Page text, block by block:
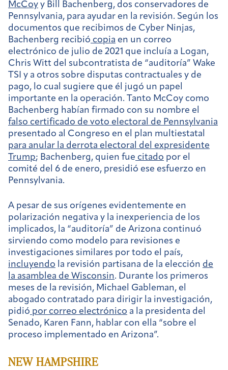
McCoy y Bill Bachenberg, dos conservadores de
Pennsylvania, para ayudar en la revisión. Según los
documentos que recibimos de Cyber Ninjas,
Bachenberg recibió copia en un correo
electrónico de julio de 2021 que incluía a Logan,
Chris Witt del subcontratista de “auditoría” Wake
TSI y a otros sobre disputas contractuales y de
pago, lo cual sugiere que él jugó un papel
importante en la operación. Tanto McCoy como
Bachenberg habían firmado con su nombre el
falso certificado de voto electoral de Pennsylvania
presentado al Congreso en el plan multiestatal
para anular la derrota electoral del expresidente
Trump; Bachenberg, quien fue citado por el
comité del 6 de enero, presidió ese esfuerzo en
Pennsylvania.
A pesar de sus orígenes evidentemente en
polarización negativa y la inexperiencia de los
implicados, la “auditoría” de Arizona continuó
sirviendo como modelo para revisiones e
investigaciones similares por todo el país,
incluyendo la revisión partisana de la elección de
la asamblea de Wisconsin. Durante los primeros
meses de la revisión, Michael Gableman, el
abogado contratado para dirigir la investigación,
pidió por correo electrónico a la presidenta del
Senado, Karen Fann, hablar con ella “sobre el
proceso implementado en Arizona”.
NEW HAMPSHIRE